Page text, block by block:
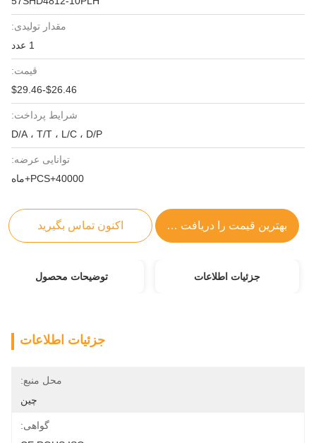
مقدار تولیدی:
قیمت:
$26.46-$29.46
شرایط پرداخت:
D/A ، T/T ، L/C ، D/P
توانایی عرضه:
40000+PCS+ماه
بهترین قیمت را دریافت کنید اکنون تماس بگیرید
جزئیات اطلاعات توضیحات محصول
جزئیات اطلاعات
محل منبع:
چین
گواهی: